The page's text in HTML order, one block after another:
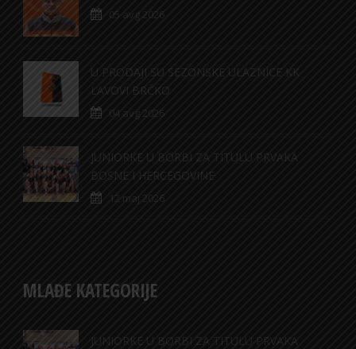
05 avg 2026
U PRODAJI SU SEZONSKE ULAZNICE KK
LAVOVI BRČKO
04 avg 2026
JUNIORKE U BORBI ZA TITULU PRVAKA
BOSNE I HERCEGOVINE
12 maj 2026
MLAĐE KATEGORIJE
JUNIORKE U BORBI ZA TITULU PRVAKA